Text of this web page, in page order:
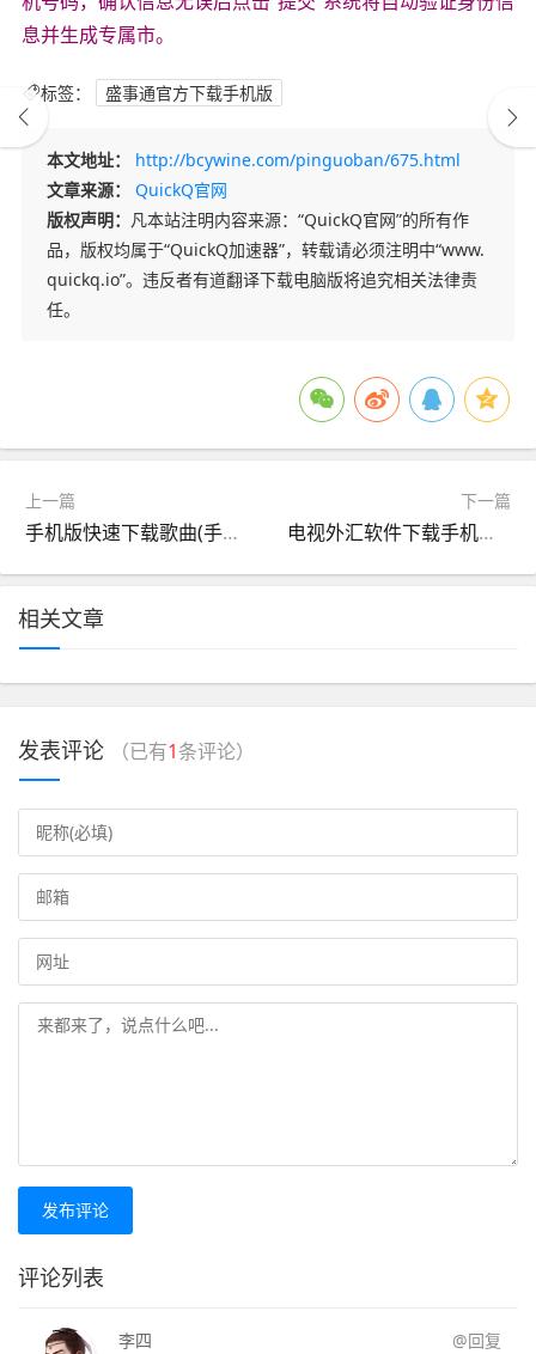
息并生成专属市。
标签： 盛事通官方下载手机版
本文地址：
http://bcywine.com/pinguoban/675.html
文章来源：
QuickQ官网
版权声明： 凡本站注明内容来源：“QuickQ官网”的所有作
品，版权均属于“QuickQ加速器”，转载请必须注明中“www.
quickq.io”。违反者有道翻译下载电脑版将追究相关法律责
任。
上一篇
手机版快速下载歌曲(手机版快速下载歌曲的app)
下一篇
电视外汇软件下载手机版(境外电视直播apk破解版)
相关文章
发表评论 （已有1条评论）
发布评论
评论列表
李四 @回复